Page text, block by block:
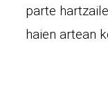
parte
haien artean